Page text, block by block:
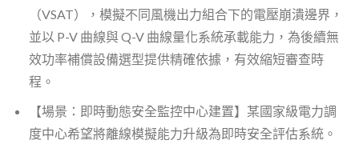
（VSAT），模擬不同風機出力組合下的電壓崩潰邊界，
並以 P-V 曲線與 Q-V 曲線量化系統承載能力，為後續無
效功率補償設備選型提供精確依據，有效縮短審查時
程。
【場景：即時動態安全監控中心建置】某國家級電力調
度中心希望將離線模擬能力升級為即時安全評估系統。